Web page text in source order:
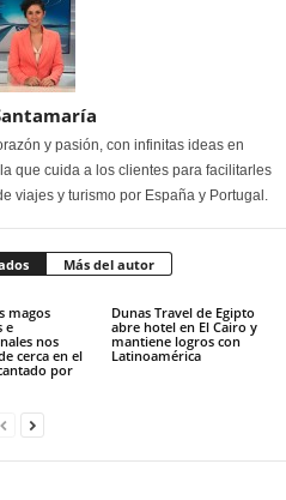
y pasión, con infinitas ideas en
que cuida a los clientes para facilitarles
viajes y turismo por España y Portugal.
Más del autor
magos
e
nos
cerca en el
por
Dunas Travel de Egipto
abre hotel en El Cairo y
mantiene logros con
Latinoamérica